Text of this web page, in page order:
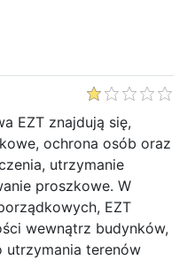
EZT znajdują się,
ochrona osób oraz
utrzymanie
proszkowe. W
EZT
wewnątrz budynków,
utrzymania terenów